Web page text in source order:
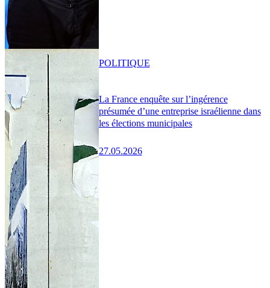
La France enquête sur l’ingérence
présumée d’une entreprise israélienne dans
les élections municipales
27.05.2026
POLITIQUE